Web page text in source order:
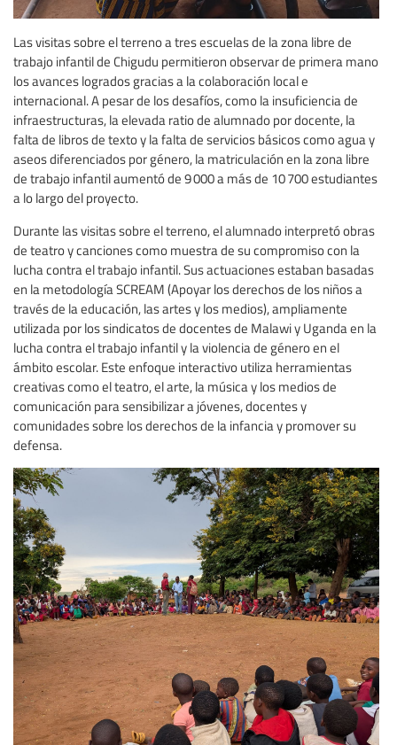
Las visitas sobre el terreno a tres escuelas de la zona libre de
trabajo infantil de Chigudu permitieron observar de primera mano
los avances logrados gracias a la colaboración local e
internacional. A pesar de los desafíos, como la insuficiencia de
infraestructuras, la elevada ratio de alumnado por docente, la
falta de libros de texto y la falta de servicios básicos como agua y
aseos diferenciados por género, la matriculación en la zona libre
de trabajo infantil aumentó de 9 000 a más de 10 700 estudiantes
a lo largo del proyecto.
Durante las visitas sobre el terreno, el alumnado interpretó obras
de teatro y canciones como muestra de su compromiso con la
lucha contra el trabajo infantil. Sus actuaciones estaban basadas
en la metodología SCREAM (Apoyar los derechos de los niños a
través de la educación, las artes y los medios), ampliamente
utilizada por los sindicatos de docentes de Malawi y Uganda en la
lucha contra el trabajo infantil y la violencia de género en el
ámbito escolar. Este enfoque interactivo utiliza herramientas
creativas como el teatro, el arte, la música y los medios de
comunicación para sensibilizar a jóvenes, docentes y
comunidades sobre los derechos de la infancia y promover su
defensa.